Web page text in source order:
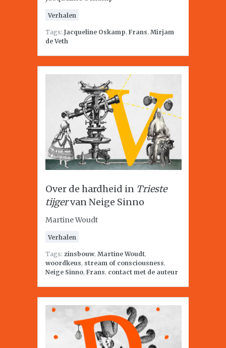
Verhalen
Tags: Jacqueline Oskamp, Frans, Mirjam
de Veth
Over de hardheid in Trieste
tijgervan Neige Sinno
Martine Woudt
Verhalen
Tags: zinsbouw, Martine Woudt,
woordkeus, stream of consciousness,
Neige Sinno, Frans, contact met de auteur